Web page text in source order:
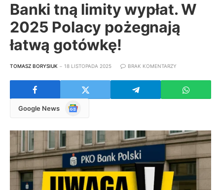
Banki tną limity wypłat. W
2025 Polacy pożegnają
łatwą gotówkę!
TOMASZ BORYSIUK 18 LISTOPADA 2025 BRAK KOMENTARZY
Google News
Google